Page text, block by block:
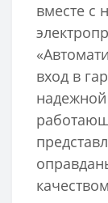
вместе с
вход в
надежной